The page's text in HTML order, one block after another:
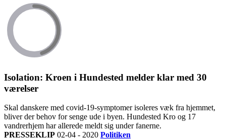
Isolation: Kroen i Hundested melder klar med 30
værelser
Skal danskere med covid-19-symptomer isoleres væk fra hjemmet,
bliver der behov for senge ude i byen. Hundested Kro og 17
vandrerhjem har allerede meldt sig under fanerne.
PRESSEKLIP 02-04 - 2020 Politiken